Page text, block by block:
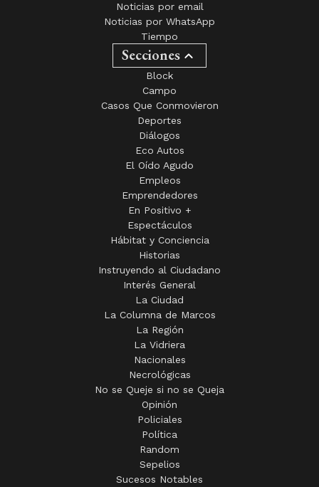
Noticias por email
Noticias por WhatsApp
Tiempo
Secciones
Block
Campo
Casos Que Conmovieron
Deportes
Diálogos
Eco Autos
El Oído Agudo
Empleos
Emprendedores
En Positivo +
Espectáculos
Hábitat y Conciencia
Historias
Instruyendo al Ciudadano
Interés General
La Ciudad
La Columna de Marcos
La Región
La Vidriera
Nacionales
Necrológicas
No se Queje si no se Queja
Opinión
Policiales
Política
Random
Sepelios
Sucesos Notables